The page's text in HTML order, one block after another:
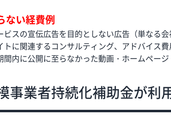
ない経費例
ビスの宣伝広告を目的としない広告（単なる
トに関連するコンサルティング、アドバイス費
間内に公開に至らなかった動画・ホームペー
事業者持続化補助金が利